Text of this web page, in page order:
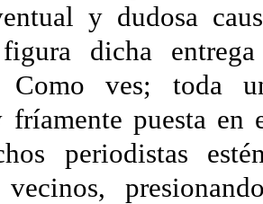
y dudosa
figura dicha
Como ves; toda
fríamente puesta en
periodistas
vecinos,